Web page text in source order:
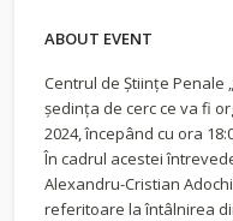
ABOUT EVENT
Centrul de Științe Penale
ședința de cerc ce va fi
2024, începând cu ora
În cadrul acestei
Alexandru-Cristian
referitoare la întâlnirea